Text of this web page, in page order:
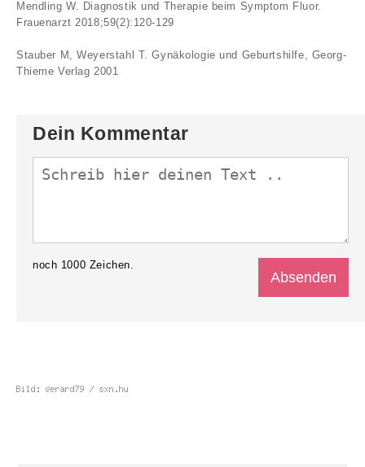
Mendling W. Diagnostik und Therapie beim Symptom Fluor.
Frauenarzt 2018;59(2):120-129
Stauber M, Weyerstahl T. Gynäkologie und Geburtshilfe, Georg-
Thieme Verlag 2001
Dein Kommentar
noch 1000 Zeichen.